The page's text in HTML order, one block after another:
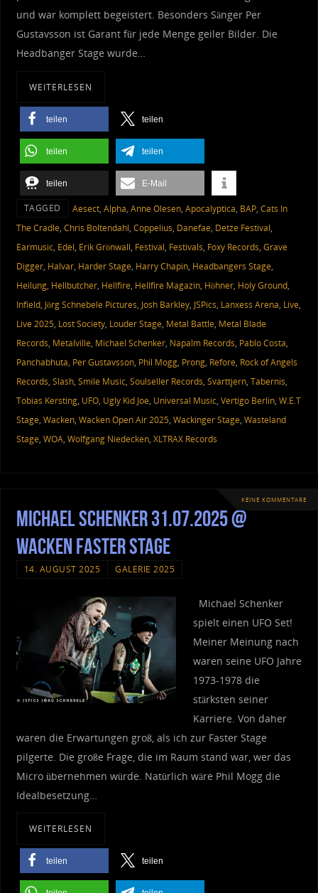
und war komplett begeistert. Besonders Sänger Per
Gustavsson ist Garant für jede Menge geiler Bilder. Die
Headbanger Stage wurde…
WEITERLESEN
teilen teilen
teilen teilen
teilen E-Mail
TAGGED Aesect, Alpha, Anne Olesen, Apocalyptica, BAP, Cats In
The Cradle, Chris Boltendahl, Coppelius, Danefae, Detze Festival,
Earmusic, Edel, Erik Grönwall, Festival, Festivals, Foxy Records, Grave
Digger, Halvar, Harder Stage, Harry Chapin, Headbangers Stage,
Heilung, Hellbutcher, Hellfire, Hellfire Magazin, Höhner, Holy Ground,
Infield, Jörg Schnebele Pictures, Josh Barkley, JSPics, Lanxess Arena, Live,
Live 2025, Lost Society, Louder Stage, Metal Battle, Metal Blade
Records, Metalville, Michael Schenker, Napalm Records, Pablo Costa,
Panchabhuta, Per Gustavsson, Phil Mogg, Prong, Refore, Rock of Angels
Records, Slash, Smile Music, Soulseller Records, Svarttjern, Tabernis,
Tobias Kersting, UFO, Ugly Kid Joe, Universal Music, Vertigo Berlin, W.E.T
Stage, Wacken, Wacken Open Air 2025, Wackinger Stage, Wasteland
Stage, WOA, Wolfgang Niedecken, XLTRAX Records
KEINE KOMMENTARE
Michael Schenker 31.07.2025 @
Wacken Faster Stage
14. AUGUST 2025 GALERIE 2025
Michael Schenker
spielt einen UFO Set!
Meiner Meinung nach
waren seine UFO Jahre
1973-1978 die
stärksten seiner
Karriere. Von daher
waren die Erwartungen groß, als ich zur Faster Stage
pilgerte. Die große Frage, die im Raum stand war, wer das
Micro übernehmen würde. Natürlich wäre Phil Mogg die
Idealbesetzung…
WEITERLESEN
teilen teilen